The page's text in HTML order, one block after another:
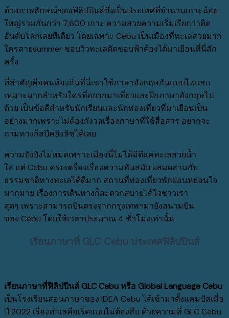
ด้วยภาพลักษณ์ของฟิลิปปินส์ซึ่งเป็นประเทศที่จำนวนเกาะน้อย
ใหญ่รวมกันกว่า 7,600 เกาะ ความสวยความเริ่มเรียกว่าติด
อันดับโลกเลยทีเดียว โดยเฉพาะ Cebu เป็นเมืองที่ทะเลสวยมาก
ใครสายsummer ชอบวิวทะเลตัดขอบฟ้าต้องได้มาเยือนที่นี่สัก
ครั้ง
ที่สำคัญคือคนท้องถิ่นที่นี่เขาใช้ภาษาอังกฤษกันแบบไฟแลบ
เหมาะมากสำหรับใครที่อยากมาเที่ยวและฝึกภาษาอังกฤษไป
ด้วย เป็นข้อดีสำหรับนักเรียนและนักท่องเที่ยวที่มาเยือนเป็น
อย่างมากเพราะไม่ต้องกังวลเรื่องภาษาที่ใช้สื่อสาร อยากจะ
ถามทางก็สปีคอิงลิชได้เลย
ความปังยังไม่หมดเพราะเมืองนี้ไม่ได้มีดีแค่ทะเลสวยน้ำ
ใส แต่ Cebu ครบเครื่องเรื่องความทันสมัย ผสมผสานกับ
ธรรมชาติทางทะเลได้ดีมาก สถานที่ท่องเที่ยวพักผ่อนหย่อนใจ
มากมาย เรื่องการเดินทางก็สะดวกสบายได้ใจชาวเรา
สุดๆ เพราะสามารถบินตรงจากกรุงเทพฯมายังสนามบิน
ของ Cebu โดยใช้เวลาประมาณ 4 ชั่วโมงเท่านั้น
เรียนภาษาที่ GLC Cebu ประเทศฟิลิปปินส์
เรียนภาษาที่ฟิลิปปินส์ GLC Cebu หรือ Global Language Cebu
เป็นโรงเรียนสอนภาษาของ IDEA Cebu ได้เข้ามาตั้งแคมปัสเมื่อ
ปี 2022 เรื่องทำเลคือเริ่ดแบบไม่ต้องสืบ ด้วยความที่ GLC Cebu